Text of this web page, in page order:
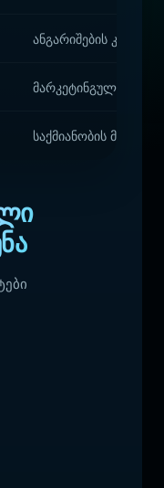
ანგარიშების
მარკეტინგული
საქმიანობის